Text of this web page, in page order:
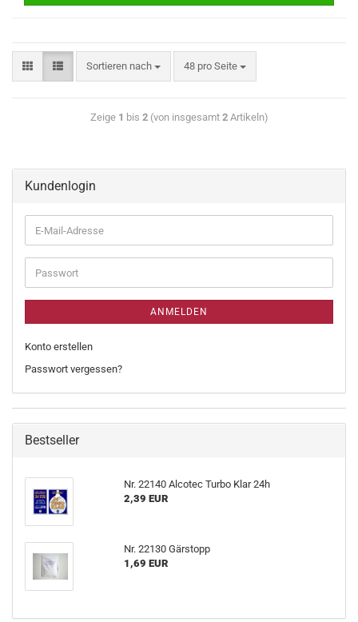
Sortieren nach 48 pro Seite
Zeige 1 bis 2(von insgesamt 2Artikeln)
Kundenlogin
ANMELDEN
Konto erstellen
Passwort vergessen?
Bestseller
Nr. 22140 Alcotec Turbo Klar 24h
2,39 EUR
Nr. 22130 Gärstopp
1,69 EUR